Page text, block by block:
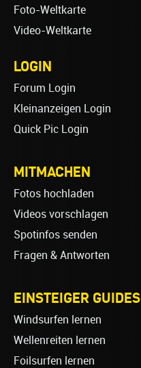
Foto-Weltkarte
Video-Weltkarte
LOGIN
Forum Login
Kleinanzeigen Login
Quick Pic Login
MITMACHEN
Fotos hochladen
Videos vorschlagen
Spotinfos senden
Fragen & Antworten
EINSTEIGER GUIDES
Windsurfen lernen
Wellenreiten lernen
Foilsurfen lernen